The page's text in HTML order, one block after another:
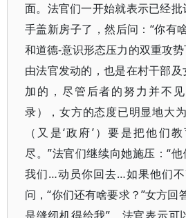
面。法官们一开始就表示已经
手盖新房子了，然后问：“你有
和道德-意识形态压力的双重攻
由法官发动的，也是在村干部
加的，尽管后者的努力并不
录），女方的态度已明显地大
（又是‘政府’）要是把他们
尽。”法官们继续向她施压：“
我们…动员你回去…如果他们不
问，“你们还有啥要求？”女方回